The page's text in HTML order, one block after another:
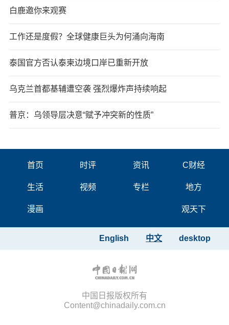
白鹿邀你来观赛
工作还是度假？全球健康巨头为何涌向海南
泰国官方否认泰柬边境口岸已重新开放
乌克兰首都基辅遭空袭 强烈爆炸声持续响起
普京：乌领导层决意“赋予冲突新的性质”
首页 时评 资讯 C财经
生活 视频 专栏 地方
漫画 观天下
desktop
中文
English
中国日报版权所有
Content@chinadaily.com.cn